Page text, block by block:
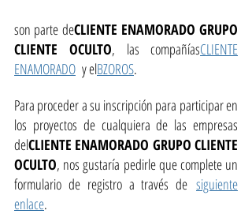
son parte deCLIENTE ENAMORADO GRUPO
CLIENTE OCULTO, las compañíasCLIENTE
ENAMORADO y elBZOROS.
Para proceder a su inscripción para participar en
los proyectos de cualquiera de las empresas
delCLIENTE ENAMORADO GRUPO CLIENTE
OCULTO, nos gustaría pedirle que complete un
formulario de registro a través de siguiente
enlace.